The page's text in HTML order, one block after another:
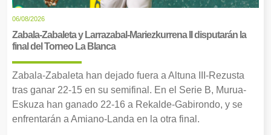
06/08/2026
Zabala-Zabaleta y Larrazabal-Mariezkurrena II disputarán la
final del Torneo La Blanca
Zabala-Zabaleta han dejado fuera a Altuna III-Rezusta
tras ganar 22-15 en su semifinal. En el Serie B, Murua-
Eskuza han ganado 22-16 a Rekalde-Gabirondo, y se
enfrentarán a Amiano-Landa en la otra final.